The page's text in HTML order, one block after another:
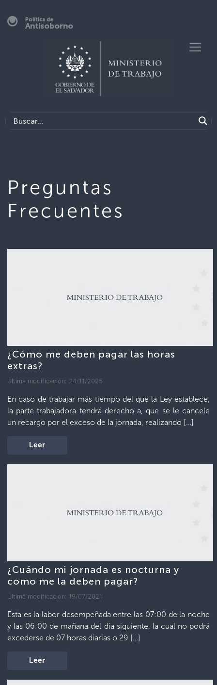
Política de
Antisoborno
Preguntas
Frecuentes
¿Cómo me deben pagar las horas
extras?
Última modificación: 24/11/2025
En caso de trabajar más tiempo del que la Ley establece,
la parte trabajadora tendrá derecho a, que se le cancele
un recargo por el exceso de la jornada, realizando […]
Leer
¿Cuándo mi jornada es nocturna y
como me la deben pagar?
Última modificación: 19/07/2021
Esta es la labor desempeñada entre las 07:00 de la noche
y las 06:00 de mañana del día siguiente, la cual no podrá
excederse de 07 horas diarias o 29 […]
Leer